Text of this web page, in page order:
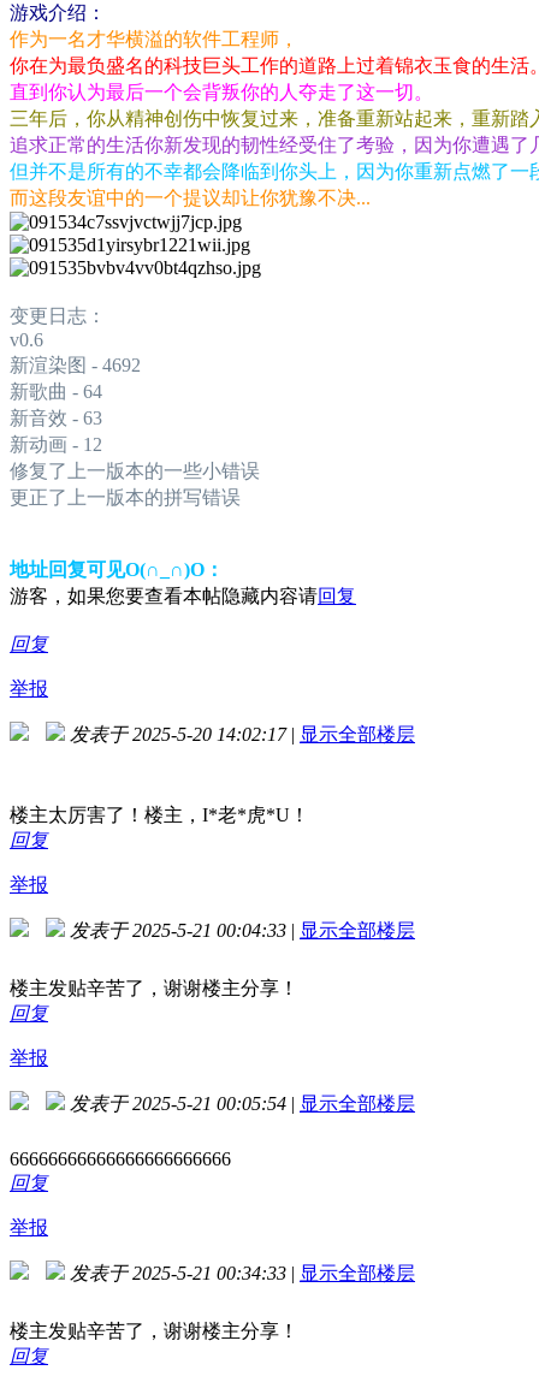
游戏介绍：
作为一名才华横溢的软件工程师，
你在为最负盛名的科技巨头工作的道路上过着锦衣玉食的生活
直到你认为最后一个会背叛你的人夺走了这一切。
三年后，你从精神创伤中恢复过来，准备重新站起来，重新踏
追求正常的生活你新发现的韧性经受住了考验，因为你遭遇了
但并不是所有的不幸都会降临到你头上，因为你重新点燃了一
而这段友谊中的一个提议却让你犹豫不决...
变更日志：
v0.6
新渲染图 - 4692
新歌曲 - 64
新音效 - 63
新动画 - 12
修复了上一版本的一些小错误
更正了上一版本的拼写错误
地址回复可见O(∩_∩)O：
游客，如果您要查看本帖隐藏内容请回复
回复
举报
发表于 2025-5-20 14:02:17 | 显示全部楼层
楼主太厉害了！楼主，I*老*虎*U！
回复
举报
发表于 2025-5-21 00:04:33 | 显示全部楼层
楼主发贴辛苦了，谢谢楼主分享！
回复
举报
发表于 2025-5-21 00:05:54 | 显示全部楼层
66666666666666666666666
回复
举报
发表于 2025-5-21 00:34:33 | 显示全部楼层
楼主发贴辛苦了，谢谢楼主分享！
回复